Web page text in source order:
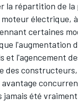
la répartition de
électrique,
certaines
l'augmentation
et l'agencement
des
été